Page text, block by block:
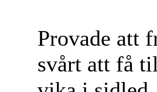
Provade att
svårt att få